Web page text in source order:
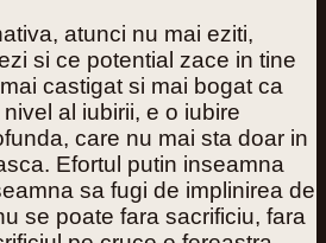
atunci nu mai eziti,
si ce potential zace in tine
castigat si mai bogat ca
al iubirii, e o iubire
care nu mai sta doar in
Efortul putin inseamna
sa fugi de implinirea de
se poate fara sacrificiu, fara